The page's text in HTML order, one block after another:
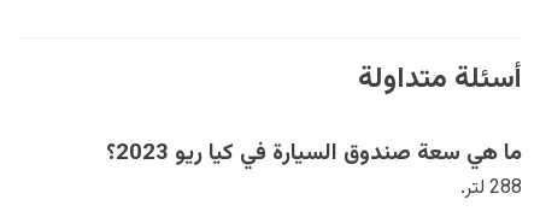
أسئلة متداولة
ما هي سعة صندوق السيارة في كيا ريو 2023؟
288 لتر.